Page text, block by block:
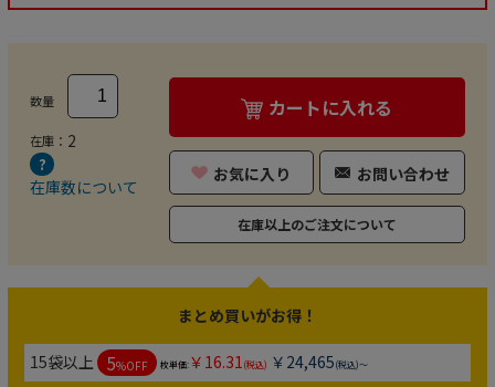
数量
在庫： 2
在庫数について
カートに入れる
お気に入り お問い合わせ
在庫以上のご注文について
まとめ買いがお得！
15袋以上 5%OFF 枚単価:￥16.31(税込) ￥24,465(税込)～